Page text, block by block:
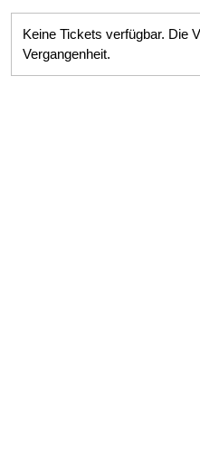
Keine Tickets verfügbar. Die
Vergangenheit.